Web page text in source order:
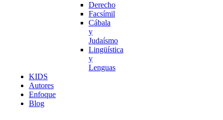
Derecho
Facsímil
Cábala
y
Judaísmo
Lingüística
y
Lenguas
KIDS
Autores
Enfoque
Blog